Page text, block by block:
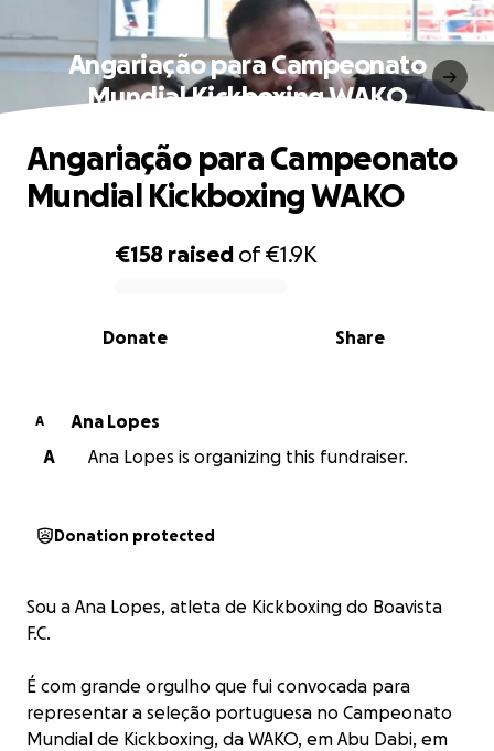
Angariação para Campeonato
Mundial Kickboxing WAKO
0% complete
€158 raised of€1.9K
Share
Donate
Angariação para Campeonato
Mundial Kickboxing WAKO
A
Ana Lopes
A
Ana Lopes is organizing this fundraiser.
Donation protected
Sou a Ana Lopes, atleta de Kickboxing do Boavista
F.C.
É com grande orgulho que fui convocada para
representar a seleção portuguesa no Campeonato
Mundial de Kickboxing, da WAKO, em Abu Dabi, em